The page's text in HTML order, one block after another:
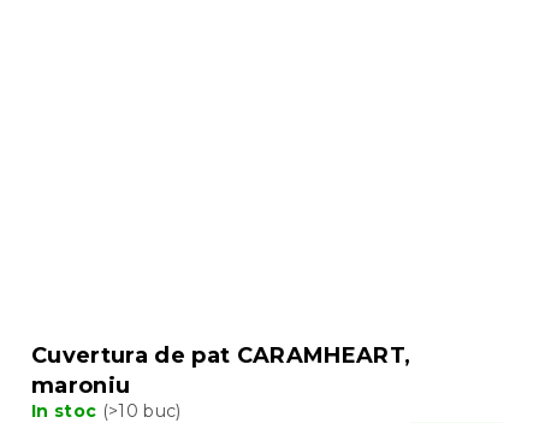
Cuvertura de pat CARAMHEART,
maroniu
In stoc (>10 buc)